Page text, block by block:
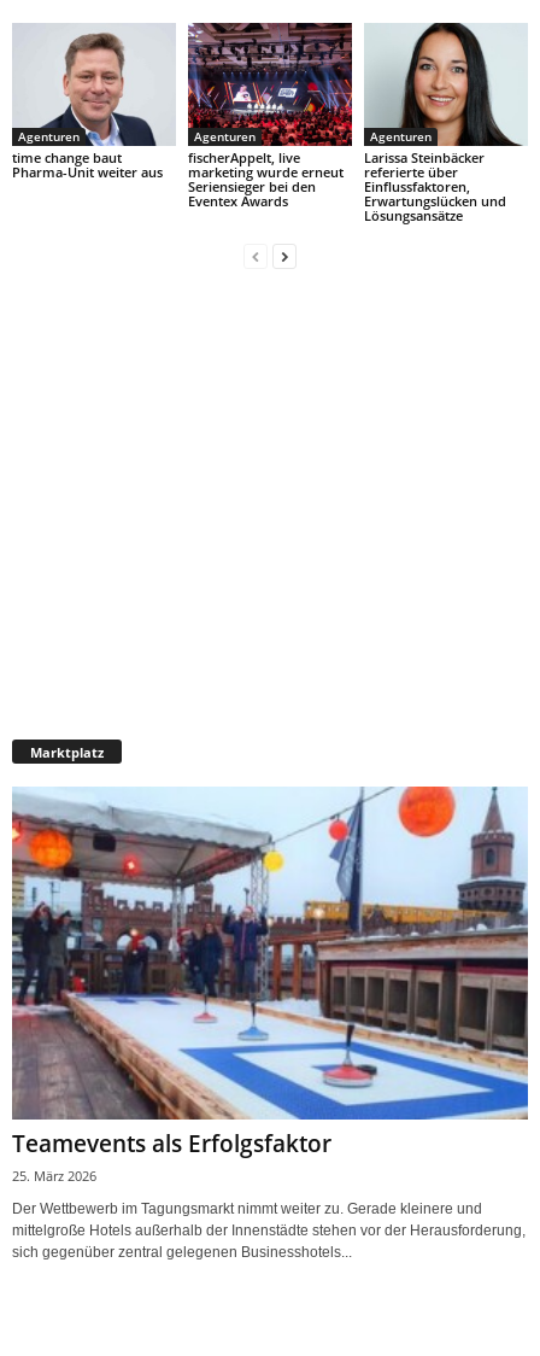
Agenturen
time change baut
Pharma-Unit weiter aus
Agenturen
fischerAppelt, live
marketing wurde erneut
Seriensieger bei den
Eventex Awards
Agenturen
Larissa Steinbäcker
referierte über
Einflussfaktoren,
Erwartungslücken und
Lösungsansätze
Marktplatz
Teamevents als Erfolgsfaktor
25. März 2026
Der Wettbewerb im Tagungsmarkt nimmt weiter zu. Gerade kleinere und
mittelgroße Hotels außerhalb der Innenstädte stehen vor der Herausforderung,
sich gegenüber zentral gelegenen Businesshotels...